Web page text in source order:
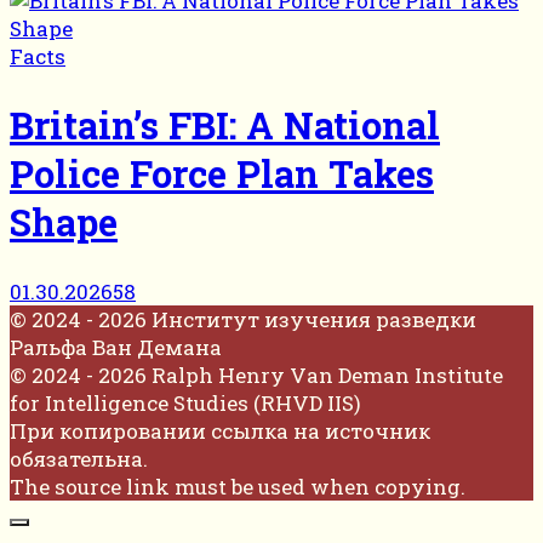
Facts
Britain’s FBI: A National
Police Force Plan Takes
Shape
01.30.202658
© 2024 - 2026 Институт изучения разведки
Ральфа Ван Демана
© 2024 - 2026 Ralph Henry Van Deman Institute
for Intelligence Studies (RHVD IIS)
При копировании ссылка на источник
обязательна.
The source link must be used when copying.